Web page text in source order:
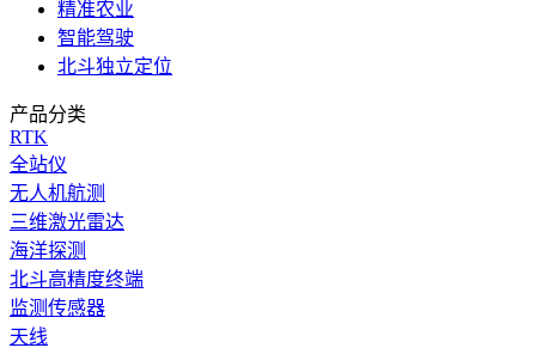
精准农业
智能驾驶
北斗独立定位
产品分类
RTK
全站仪
无人机航测
三维激光雷达
海洋探测
北斗高精度终端
监测传感器
天线